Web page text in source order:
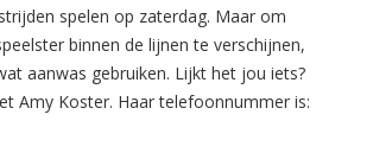
spelen op zaterdag. Maar om
binnen de lijnen te verschijnen,
aanwas gebruiken. Lijkt het jou iets?
Amy Koster. Haar telefoonnummer is: